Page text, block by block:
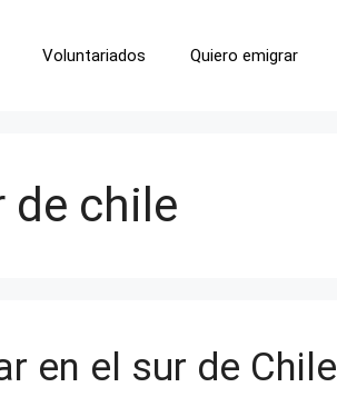
Voluntariados Quiero emigrar
de chile
en el sur de Chile